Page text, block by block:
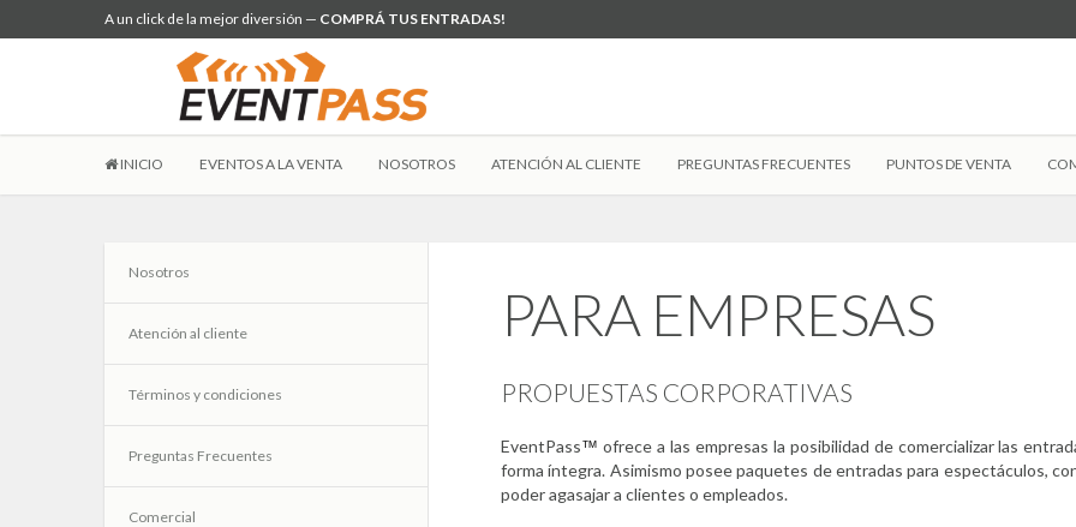
A un click de la mejor diversión — COMPRÁ TUS ENTRADAS!
INICIO EVENTOS A LA VENTA NOSOTROS ATENCIÓN AL CLIENTE PREGUNTAS FRECUENTES PUNTOS DE VENTA
Nosotros
Atención al cliente
Términos y condiciones
Preguntas Frecuentes
Comercial
PARA EMPRESAS
PROPUESTAS CORPORATIVAS
EventPass™ ofrece a las empresas la posibilidad de comercializar las
forma íntegra. Asimismo posee paquetes de entradas para espectáculos,
poder agasajar a clientes o empleados.